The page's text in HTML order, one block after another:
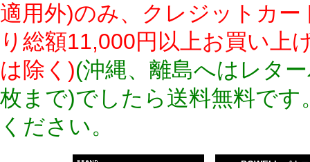
適用外)のみ、クレジットカ
り総額11,000円以上お買い上
は除く)(沖縄、離島へはレタ
枚まで)でしたら送料無料で
ください。